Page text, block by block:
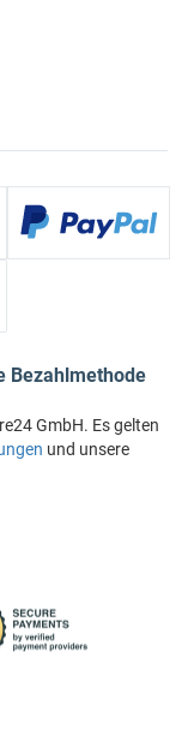
Bezahlmethode
GmbH. Es gelten
und unsere